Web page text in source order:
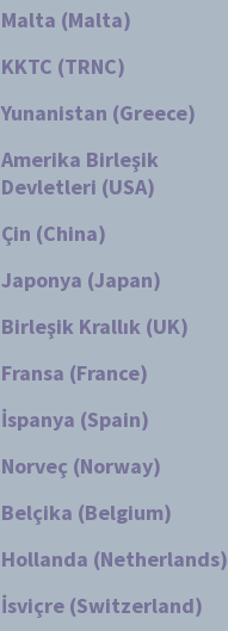
Malta (Malta)
KKTC (TRNC)
Yunanistan (Greece)
Amerika Birleşik
Devletleri (USA)
Çin (China)
Japonya (Japan)
Birleşik Krallık (UK)
Fransa (France)
İspanya (Spain)
Norveç (Norway)
Belçika (Belgium)
Hollanda (Netherlands)
İsviçre (Switzerland)